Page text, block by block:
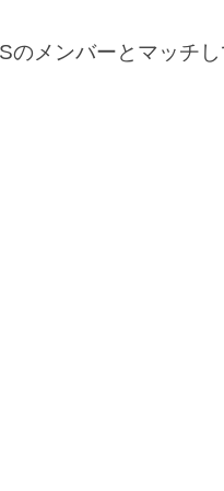
のメンバーとマッチ